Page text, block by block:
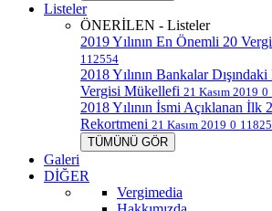
Listeler
ÖNERİLEN - Listeler
2019 Yılının En Önemli 20
112554
2018 Yılının Bankalar
Vergisi Mükellefi 21 Kasım 2019 0
2018 Yılının İsmi Açıklanan İlk
Rekortmeni 21 Kasım 2019 0
TÜMÜNÜ GÖR
Galeri
DİĞER
Vergimedia